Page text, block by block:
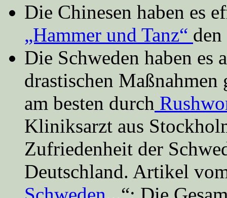
Die Chinesen haben es
„Hammer und Tanz“
Die Schweden haben es
drastischen
am besten durch
Kliniksarzt aus
Zufriedenheit der
Deutschland. Artikel